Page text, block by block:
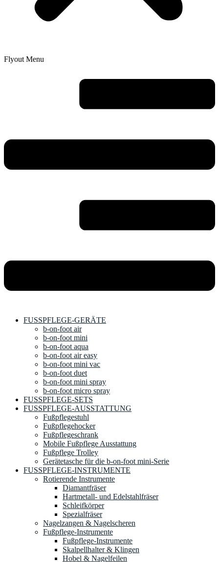
Flyout Menu
FUSSPFLEGE-GERÄTE
b-on-foot air
b-on-foot mini
b-on-foot aqua
b-on-foot air easy
b-on-foot mini vac
b-on-foot duet
b-on-foot mini spray
b-on-foot micro spray
FUSSPFLEGE-SETS
FUSSPFLEGE-AUSSTATTUNG
Fußpflegestuhl
Fußpflegehocker
Fußpflegeschrank
Mobile Fußpflege Ausstattung
Fußpflege Trolley
Gerätetasche für die b-on-foot mini-Serie
FUSSPFLEGE-INSTRUMENTE
Rotierende Instrumente
Diamantfräser
Hartmetall- und Edelstahlfräser
Schleifkörper
Spezialfräser
Nagelzangen & Nagelscheren
Fußpflege-Instrumente
Fußpflege-Instrumente
Skalpellhalter & Klingen
Hobel & Nagelfeilen